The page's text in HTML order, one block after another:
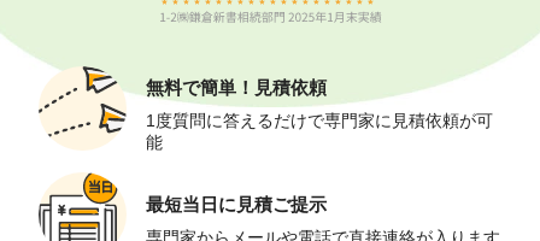
無料で簡単！ 見積依頼
1度質問に答えるだけで専門家に見積依頼が可
能
最短当日に 見積ご提示